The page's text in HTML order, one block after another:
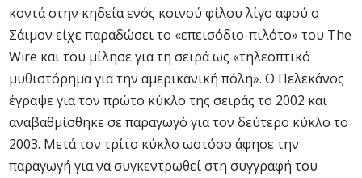
κοντά στην κηδεία ενός κοινού φίλου λίγο αφού ο
Σάιμον είχε παραδώσει το «επεισόδιο-πιλότο» του The
Wire και του μίλησε για τη σειρά ως «τηλεοπτικό
μυθιστόρημα για την αμερικανική πόλη». Ο Πελεκάνος
έγραψε για τον πρώτο κύκλο της σειράς το 2002 και
αναβαθμίσθηκε σε παραγωγό για τον δεύτερο κύκλο το
2003. Μετά τον τρίτο κύκλο ωστόσο άφησε την
παραγωγή για να συγκεντρωθεί στη συγγραφή του